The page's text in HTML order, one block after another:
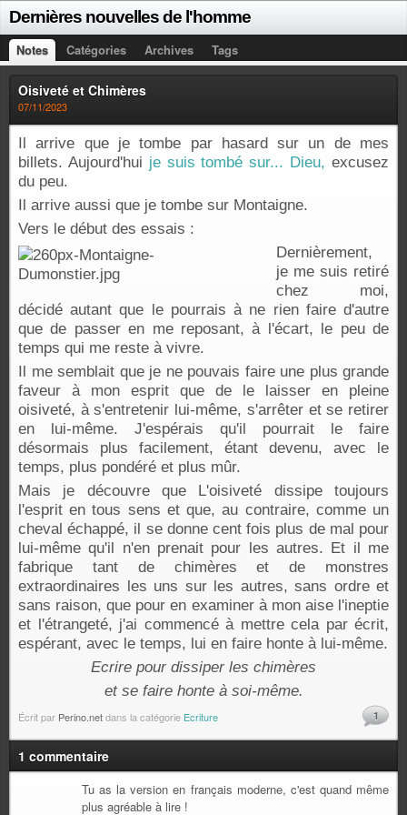
Dernières nouvelles de l'homme
Notes Catégories Archives Tags
Oisiveté et Chimères
07/11/2023
Il arrive que je tombe par hasard sur un de mes
billets. Aujourd'hui je suis tombé sur... Dieu, excusez
du peu.
Il arrive aussi que je tombe sur Montaigne.
Vers le début des essais :
Dernièrement,
je me suis retiré
chez moi,
décidé autant que le pourrais à ne rien faire d'autre
que de passer en me reposant, à l'écart, le peu de
temps qui me reste à vivre.
Il me semblait que je ne pouvais faire une plus grande
faveur à mon esprit que de le laisser en pleine
oisiveté, à s'entretenir lui-même, s'arrêter et se retirer
en lui-même. J'espérais qu'il pourrait le faire
désormais plus facilement, étant devenu, avec le
temps, plus pondéré et plus mûr.
Mais je découvre que L'oisiveté dissipe toujours
l'esprit en tous sens et que, au contraire, comme un
cheval échappé, il se donne cent fois plus de mal pour
lui-même qu'il n'en prenait pour les autres. Et il me
fabrique tant de chimères et de monstres
extraordinaires les uns sur les autres, sans ordre et
sans raison, que pour en examiner à mon aise l'ineptie
et l'étrangeté, j'ai commencé à mettre cela par écrit,
espérant, avec le temps, lui en faire honte à lui-même.
Ecrire pour dissiper les chimères
et se faire honte à soi-même.
Écrit par Perino.netdans la catégorie Ecriture 1
1 commentaire
Tu as la version en français moderne, c'est quand même
plus agréable à lire !